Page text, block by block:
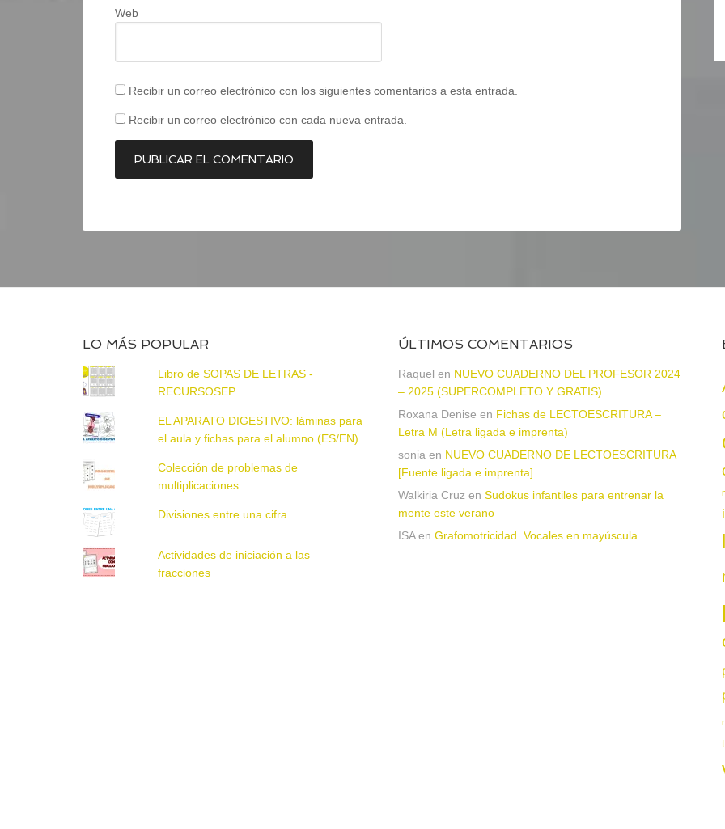
Web
Recibir un correo electrónico con los siguientes comentarios a esta entrada.
Recibir un correo electrónico con cada nueva entrada.
LO MÁS POPULAR
Libro de SOPAS DE LETRAS -
RECURSOSEP
EL APARATO DIGESTIVO: láminas para
el aula y fichas para el alumno (ES/EN)
Colección de problemas de
multiplicaciones
Divisiones entre una cifra
Actividades de iniciación a las
fracciones
ÚLTIMOS COMENTARIOS
Raquel en NUEVO CUADERNO DEL PROFESOR 2024
– 2025 (SUPERCOMPLETO Y GRATIS)
Roxana Denise en Fichas de LECTOESCRITURA –
Letra M (Letra ligada e imprenta)
sonia en NUEVO CUADERNO DE LECTOESCRITURA
[Fuente ligada e imprenta]
Walkiria Cruz en Sudokus infantiles para entrenar la
mente este verano
ISAen Grafomotricidad. Vocales en mayúscula